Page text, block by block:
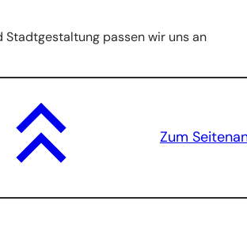
passen wir uns an
Zum